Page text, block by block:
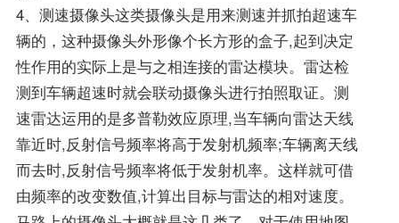
4、测速摄像头这类摄像头是用来测速并抓拍超速车
辆的，这种摄像头外形像个长方形的盒子,起到决定
性作用的实际上是与之相连接的雷达模块。雷达检
测到车辆超速时就会联动摄像头进行拍照取证。测
速雷达运用的是多普勒效应原理,当车辆向雷达天线
靠近时,反射信号频率将高于发射机频率;车辆离天线
而去时,反射信号频率将低于发射机率。这样就可借
由频率的改变数值,计算出目标与雷达的相对速度。